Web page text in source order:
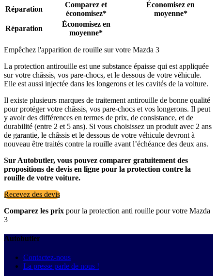
Réparation
Comparez et
économisez*
Économisez en
moyenne*
Réparation
Économisez en
moyenne*
Empêchez l'apparition de rouille sur votre Mazda 3
La protection antirouille est une substance épaisse qui est appliquée
sur votre châssis, vos pare-chocs, et le dessous de votre véhicule.
Elle est aussi injectée dans les longerons et les cavités de la voiture.
Il existe plusieurs marques de traitement antirouille de bonne qualité
pour protéger votre châssis, vos pare-chocs et vos longerons. Il peut
y avoir des différences en termes de prix, de consistance, et de
durabilité (entre 2 et 5 ans). Si vous choisissez un produit avec 2 ans
de garantie, le châssis et le dessous de votre véhicule devront à
nouveau être traités contre la rouille avant l’échéance des deux ans.
Sur Autobutler, vous pouvez comparer gratuitement des
propositions de devis en ligne pour la protection contre la
rouille de votre voiture.
Recevez des devis
Comparez les prix pour la protection anti rouille pour votre Mazda
3
Autobutler
Contactez-nous
La presse parle de nous !